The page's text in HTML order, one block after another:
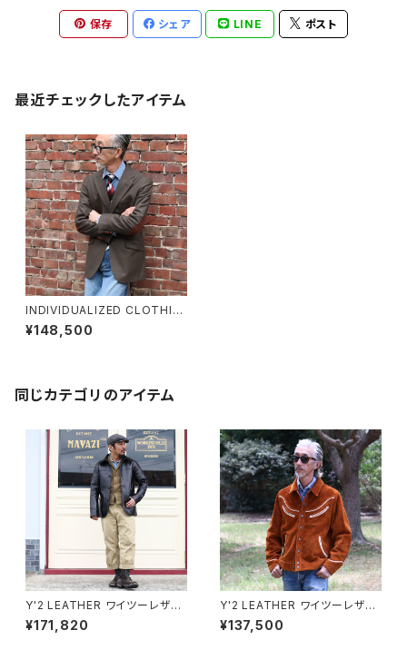
保存 シェア LINE ポスト
最近チェックしたアイテム
INDIVIDUALIZED CLOTHIN
G インディビジュアライズドクロ
ージング カントリーブレザー C
¥148,500
同じカテゴリのアイテム
Y'2 LEATHER ワイツーレザー
ANILINE STEER ROUNDED
HEM CAR COAT アニリンステ
¥171,820
Y'2 LEATHER ワイツーレザー
ステアラフアウトサドルホースウ
エスタンシャツジャケット WJ-0
¥137,500